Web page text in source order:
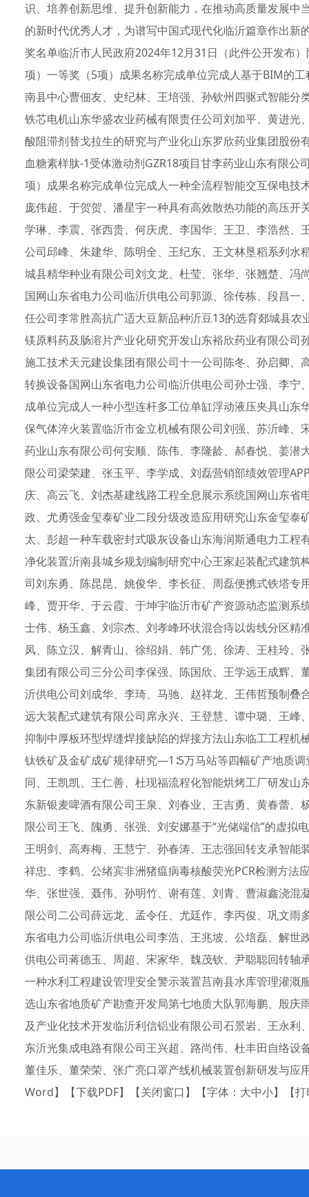
识、培养创新思维、提升创新能力，在推动高质量发展
的新时代优秀人才，为谱写中国式现代化临沂篇章作出
奖名单临沂市人民政府2024年12月31日（此件公开发布
项）一等奖（5项）成果名称完成单位完成人基于BIM的
南县中心曹佃友、史纪林、王培强、孙钦州四驱式智能
铁芯电机山东华盛农业药械有限责任公司刘加平、黄进
酸阻滞剂替戈拉生的研究与产业化山东罗欣药业集团股
血糖素样肽-1受体激动剂GZR18项目甘李药业山东有限
项）成果名称完成单位完成人一种全流程智能交互保电
庞伟超、于贺贺、潘星宇一种具有高效散热功能的高压
学琳、李震、张西贵、何庆虎、李国华、王卫、李浩然
公司邱峰、朱建华、陈明全、王纪东、王文林垦稻系列
城县精华种业有限公司刘文龙、杜莹、张华、张翘楚、
国网山东省电力公司临沂供电公司郭源、徐传栋、段昌
任公司李常胜高抗广适大豆新品种沂豆13的选育郯城县
镁原料药及肠溶片产业化研究开发山东裕欣药业有限公
施工技术天元建设集团有限公司十一公司陈冬、孙启卿、
转换设备国网山东省电力公司临沂供电公司孙士强、李
成单位完成人一种小型连杆多工位单缸浮动液压夹具山
保气体淬火装置临沂市金立机械有限公司刘强、苏沂峰、
药业山东有限公司何安顺、陈伟、李隆龄、郝春悦、姜
限公司梁荣建、张玉平、李学成、刘磊营销部绩效管理
庆、高云飞、刘杰基建线路工程全息展示系统国网山东
政、尤勇强金玺泰矿业二段分级改造应用研究山东金玺
太、彭超一种车载密封式吸灰设备山东海润斯通电力工
净化装置沂南县城乡规划编制研究中心王家起装配式建
司刘东勇、陈昆昆、姚俊华、李长征、周磊便携式铁塔
峰、贾开华、于云霞、于坤宇临沂市矿产资源动态监测
士伟、杨玉鑫、刘宗杰、刘孝峰环状混合痔以齿线分区
凤、陈立汉、解青山、徐绍娟、韩广凭、徐涛、王桂玲
集团有限公司三分公司李保强、陈国欣、王学远王成辉
沂供电公司刘成华、李琦、马驰、赵祥龙、王伟哲预制
远大装配式建筑有限公司席永兴、王登慧、谭中璐、王
抑制中厚板环型焊缝焊接缺陷的焊接方法山东临工工程
钛铁矿及金矿成矿规律研究—1∶5万马站等四幅矿产地质
同、王凯凯、王仁善、杜现福流程化智能烘烤工厂研发山
东新银麦啤酒有限公司王泉、刘春业、王吉勇、黄春蕾
限公司王飞、隗勇、张强、刘安娜基于“光储端信”的虚
王明剑、高寿梅、王慧宁、孙春涛、王志强回转支承智
祥忠、李鹤、公绪宾非洲猪瘟病毒核酸荧光PCR检测方
华、张世强、聂伟、孙明竹、谢有莲、刘青、曹淑鑫浇
限公司二公司薛远龙、孟令任、尤廷作、李丙俊、巩文
东省电力公司临沂供电公司李浩、王兆坡、公培磊、解
供电公司蒋德玉、周超、宋家华、魏茂钦、尹聪聪回转
一种水利工程建设管理安全警示装置莒南县水库管理灌
选山东省地质矿产勘查开发局第七地质大队郭海鹏、殷
及产业化技术开发临沂利信铝业有限公司石景岩、王永
东沂光集成电路有限公司王兴超、路尚伟、杜丰田自络
董佳乐、董荣荣、张广亮口罩产线机械装置创新研发与
Word】【下载PDF】【关闭窗口】【字体：大中小】【